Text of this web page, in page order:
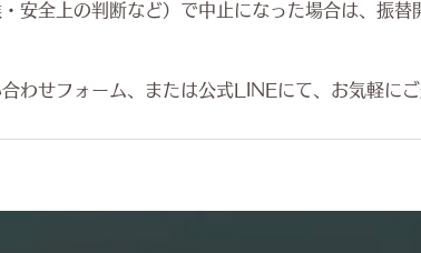
安全上の判断など）で中止になった場合は、振替
わせフォーム、または公式LINEにて、お気軽にご